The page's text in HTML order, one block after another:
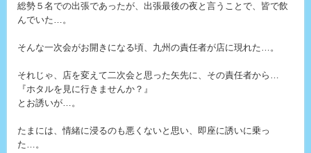
総勢５名での出張であったが、出張最後の夜と言うことで、皆で飲
んでいた…。
そんな一次会がお開きになる頃、九州の責任者が店に現れた…。
それじゃ、店を変えて二次会と思った矢先に、その責任者から…
『ホタルを見に行きませんか？』
とお誘いが…。
たまには、情緒に浸るのも悪くないと思い、即座に誘いに乗っ
た…。